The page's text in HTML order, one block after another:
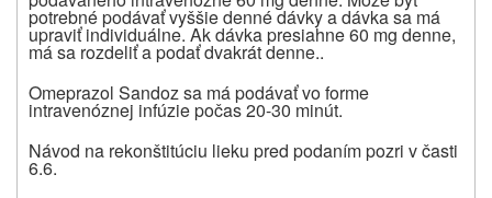
potrebné podávať vyššie denné dávky a dávka sa má
upraviť individuálne. Ak dávka presiahne 60 mg denne,
má sa rozdeliť a podať dvakrát denne..
Omeprazol Sandoz sa má podávať vo forme
intravenóznej infúzie počas 20-30 minút.
Návod na rekonštitúciu lieku pred podaním pozri v časti
6.6.